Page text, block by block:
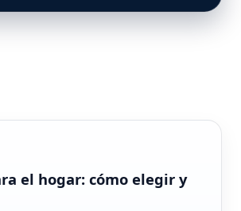
el hogar: cómo elegir y